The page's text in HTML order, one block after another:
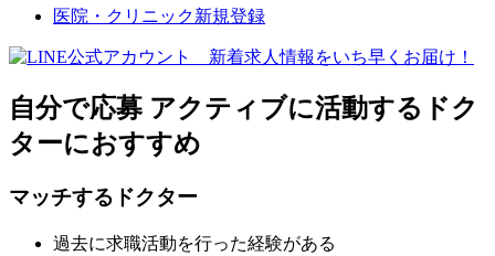
医院・クリニック新規登録
自分で応募 アクティブに活動するドク
ターにおすすめ
マッチするドクター
過去に求職活動を行った経験がある